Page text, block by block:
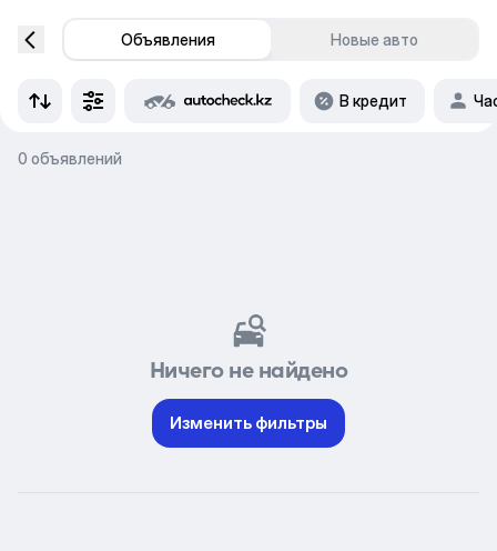
Объявления Новые авто
В кредит
0 объявлений
Ничего не найдено
Изменить фильтры